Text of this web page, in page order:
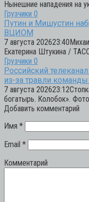
Нынешние нападения на
Грузчики 0
Путин и Мишустин
ВЦИОМ
7 августа
Екатерина Штукина /
Грузчики 0
Российский
из-за травли
7 августа
богатырь. Колобок».
Добавить комментарий
Имя *
Email *
Комментарий